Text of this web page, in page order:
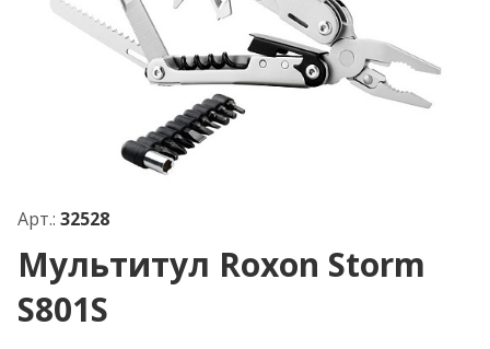
Арт.: 32528
Мультитул Roxon Storm
S801S